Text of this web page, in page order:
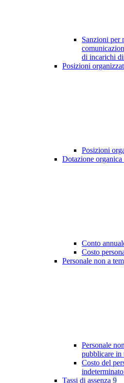
Sanzioni per
di incarichi
Posizioni
Posizioni
Dotazione organica
Conto
Costo
Personale non a
Personale
pubblicare in
Costo del
Tassi di assenza 9